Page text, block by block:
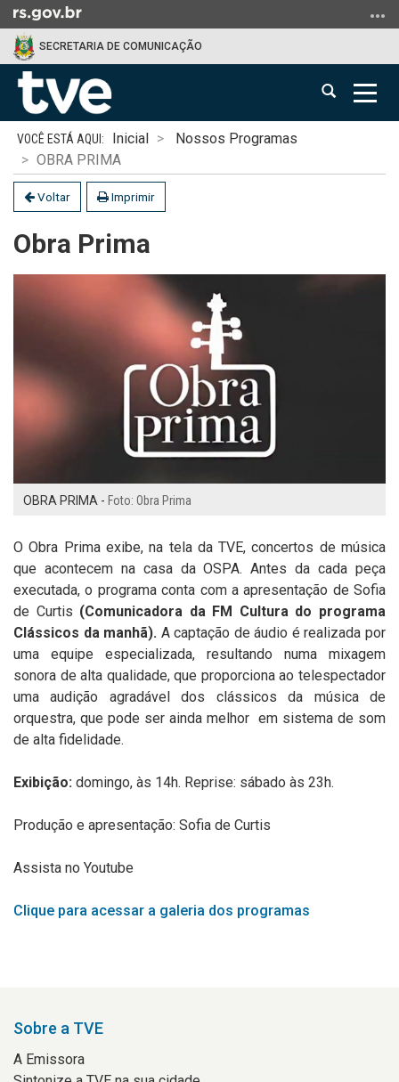
para
conteúdo
para
menu
para
busca
SECRETARIA DE COMUNICAÇÃO
Abrir
Início
conteúdo
Inicial
Nossos Programas
OBRA PRIMA
Voltar Imprimir
Obra Prima
OBRA PRIMA - Foto: Obra Prima
O Obra Prima exibe, na tela da TVE, concertos de música
que acontecem na casa da OSPA. Antes da cada peça
executada, o programa conta com a apresentação de Sofia
de Curtis (Comunicadora da FM Cultura do programa
Clássicos da manhã). A captação de áudio é realizada por
uma equipe especializada, resultando numa mixagem
sonora de alta qualidade, que proporciona ao telespectador
uma audição agradável dos clássicos da música de
orquestra, que pode ser ainda melhor em sistema de som
de alta fidelidade.
Exibição: domingo, às 14h. Reprise: sábado às 23h.
Produção e apresentação: Sofia de Curtis
Assista no Youtube
Clique para acessar a galeria dos programas
Sobre a TVE
A Emissora